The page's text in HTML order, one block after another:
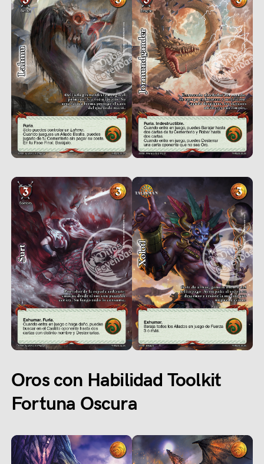
Oros con Habilidad Toolkit
Fortuna Oscura